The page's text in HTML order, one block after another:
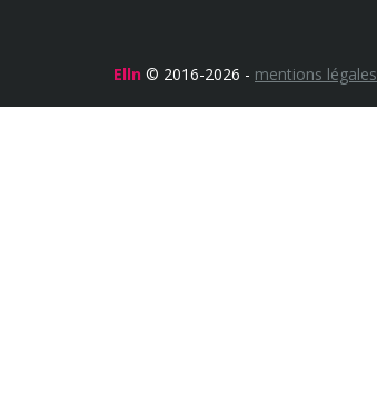
Elln © 2016-2026 - mentions légales